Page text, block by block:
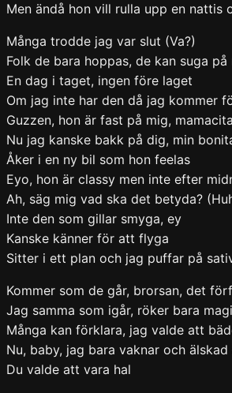
Men ändå hon vill rulla upp en nattis
Många trodde jag var slut (Va?)
Folk de bara hoppas, de kan suga
En dag i taget, ingen före laget
Om jag inte har den då jag kommer
Guzzen, hon är fast på mig, mamacita
Nu jag kanske bakk på dig, min
Åker i en ny bil som hon feelas
Eyo, hon är classy men inte efter
Ah, säg mig vad ska det betyda?
Inte den som gillar smyga, ey
Kanske känner för att flyga
Sitter i ett plan och jag puffar på
Kommer som de går, brorsan, det
Jag samma som igår, röker bara
Många kan förklara, jag valde att
Nu, baby, jag bara vaknar och
Du valde att vara hal